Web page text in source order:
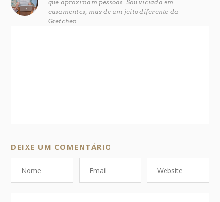
que aproximam pessoas. Sou viciada em
casamentos, mas de um jeito diferente da
Gretchen.
DEIXE UM COMENTÁRIO